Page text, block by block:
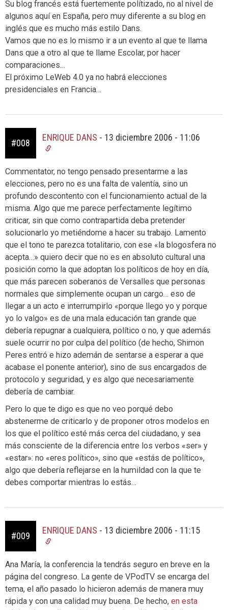
Su blog francés está fuertemente polítizado, no al nivel de
algunos aquí en España, pero muy diferente a su blog en
inglés que es mucho más estilo Dans.
Vamos que no es lo mismo ir a un evento al que te llama
Dans que a otro al que te llame Escolar, por hacer
comparaciones…
El próximo LeWeb 4.0 ya no habrá elecciones
presidenciales en Francia…
#008
ENRIQUE DANS - 13 diciembre 2006 - 11:06
Commentator, no tengo pensado presentarme a las
elecciones, pero no es una falta de valentía, sino un
profundo descontento con el funcionamiento actual de la
misma. Algo que me parece perfectamente legítimo
criticar, sin que como contrapartida deba pretender
solucionarlo yo metiéndome a hacer su trabajo. Lamento
que el tono te parezca totalitario, con ese «la blogosfera no
acepta…» quiero decir que no es en absoluto cultural una
posición como la que adoptan los políticos de hoy en día,
que más parecen soberanos de Versalles que personas
normales que simplemente ocupan un cargo… eso de
llegar a un acto e interrumpirlo «porque llego yo y porque
yo lo valgo» es de una mala educación tan grande que
debería repugnar a cualquiera, político o no, y que además
suele ocurrir no por culpa del político (de hecho, Shimon
Peres entró e hizo ademán de sentarse a esperar a que
acabase el ponente anterior), sino de sus encargados de
protocolo y seguridad, y es algo que necesariamente
debería de cambiar.
Pero lo que te digo es que no veo porqué debo
abstenerme de criticarlo y de proponer otros modelos en
los que el político esté más cerca del ciudadano, y sea
más consciente de la diferencia entre los verbos «ser» y
«estar»: no «eres político», sino que «estás de político»,
algo que debería reflejarse en la humildad con la que te
debes comportar mientras lo estás…
#009
ENRIQUE DANS - 13 diciembre 2006 - 11:15
Ana María, la conferencia la tendrás seguro en breve en la
página del congreso. La gente de VPodTV se encarga del
tema, el año pasado lo hicieron además de manera muy
rápida y con una calidad muy buena. De hecho, en esta